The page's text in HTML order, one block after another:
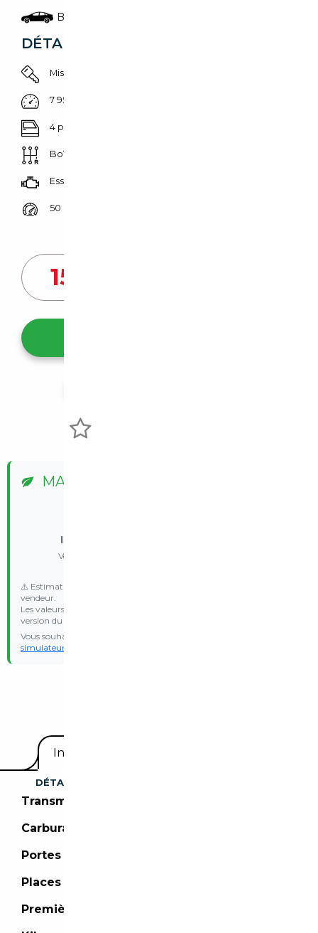
Berline
DÉTAILS DU VÉHICULE
Mise en circulation 01/09/1947
7 950 km
4 portes
Boîte manuelle
Essence
50 CH (37 kW)
15 000
MALUS ÉCOLOGIQUE
Il n'y a pas de malus pour ce véhicule
Véhicule d'avant 2015 - Exonération réglementaire
⚠️ Estimation indicative basée sur les données communiquées par le
vendeur.
Les valeurs d’émission WLTP et le malus réel peuvent varier selon la
version du véhicule.
Vous souhaitez une estimation personnalisée ? Essayez notre
simulateur de malus
Informations utiles
DÉTAILS DU VÉHICULE
Transmission :
Carburant :
Portes :
Places :
Première mise en circulation :